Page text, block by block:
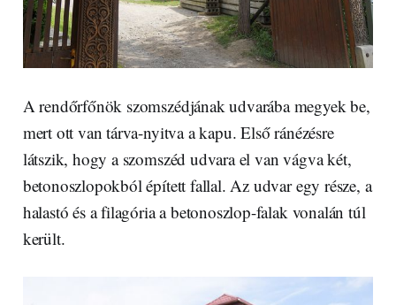
A rendőrfőnök szomszédjának udvarába megyek be,
mert ott van tárva-nyitva a kapu. Első ránézésre
látszik, hogy a szomszéd udvara el van vágva két,
betonoszlopokból épített fallal. Az udvar egy része, a
halastó és a filagória a betonoszlop-falak vonalán túl
került.